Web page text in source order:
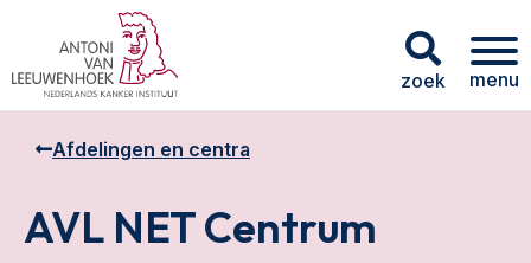
zoek menu
AVL NET Centrum
Afdelingen en centra